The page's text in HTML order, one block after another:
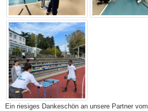
Ein riesiges Dankeschön an unsere Partner vom